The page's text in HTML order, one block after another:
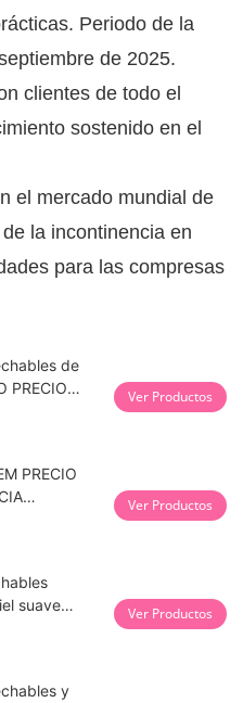
Periodo de la
de 2025.
clientes de todo el
sostenido en el
de
PRECIO
Ver Productos
PRECIO
Ver Productos
suave
Ver Productos
y